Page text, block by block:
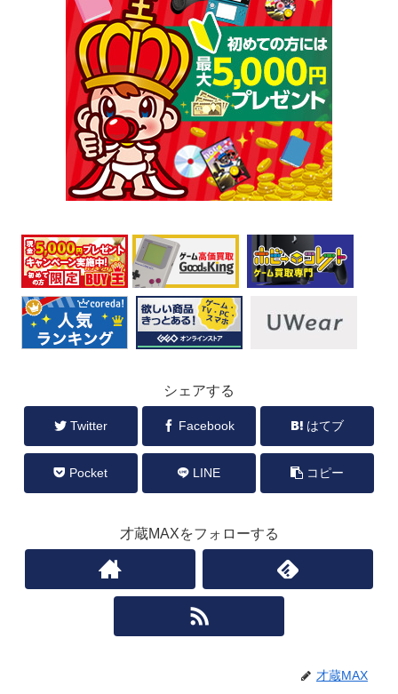
シェアする
Twitter Facebook はてブ
Pocket LINE コピー
才蔵MAXをフォローする
才蔵MAX